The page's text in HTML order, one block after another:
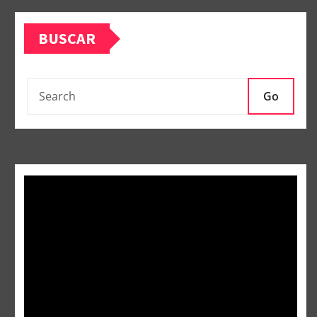
BUSCAR
Go